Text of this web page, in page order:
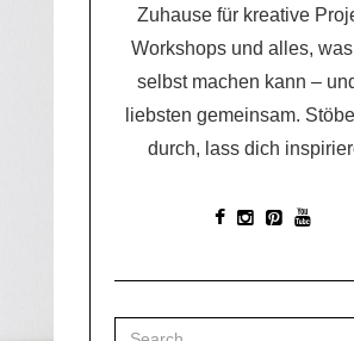
Zuhause für kreative
Workshops und alles,
selbst machen kann –
liebsten gemeinsam.
durch, lass dich